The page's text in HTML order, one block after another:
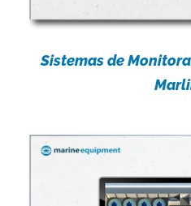
Sistemas de